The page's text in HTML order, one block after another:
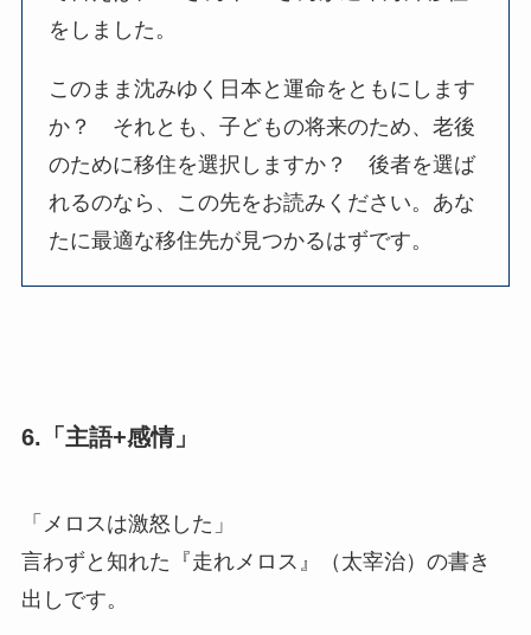
をしました。
このまま沈みゆく日本と運命をともにします
か？ それとも、子どもの将来のため、老後
のために移住を選択しますか？ 後者を選ば
れるのなら、この先をお読みください。あな
たに最適な移住先が見つかるはずです。
6.「主語+感情」
「メロスは激怒した」
言わずと知れた『走れメロス』（太宰治）の書き
出しです。